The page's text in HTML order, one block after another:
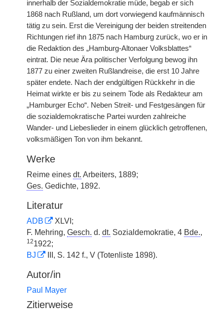
innerhalb der Sozialdemokratie müde, begab er sich
1868 nach Rußland, um dort vorwiegend kaufmännisch
tätig zu sein. Erst die Vereinigung der beiden streitenden
Richtungen rief ihn 1875 nach Hamburg zurück, wo er in
die Redaktion des „Hamburg-Altonaer Volksblattes“
eintrat. Die neue Ära politischer Verfolgung bewog ihn
1877 zu einer zweiten Rußlandreise, die erst 10 Jahre
später endete. Nach der endgültigen Rückkehr in die
Heimat wirkte er bis zu seinem Tode als Redakteur am
„Hamburger Echo“. Neben Streit- und Festgesängen für
die sozialdemokratische Partei wurden zahlreiche
Wander- und Liebeslieder in einem glücklich getroffenen,
volksmäßigen Ton von ihm bekannt.
Werke
Reime eines dt. Arbeiters, 1889;
Ges. Gedichte, 1892.
Literatur
ADB
XLVI;
F. Mehring, Gesch. d. dt. Sozialdemokratie, 4 Bde.,
121922;
BJ
III, S. 142 f., V (Totenliste 1898).
Autor/in
Paul Mayer
Zitierweise